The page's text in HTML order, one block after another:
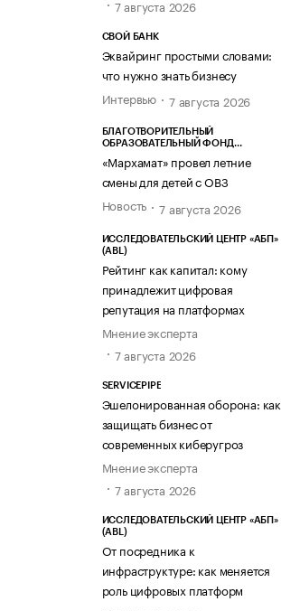
7 августа 2026
СВОЙ БАНК
Эквайринг простыми словами:
что нужно знать бизнесу
Интервью
7 августа 2026
БЛАГОТВОРИТЕЛЬНЫЙ
ОБРАЗОВАТЕЛЬНЫЙ ФОНД
«Мархамат» провел летние
смены для детей с ОВЗ
Новость
7 августа 2026
ИССЛЕДОВАТЕЛЬСКИЙ ЦЕНТР «АБП»
(ABL)
Рейтинг как капитал: кому
принадлежит цифровая
репутация на платформах
Мнение эксперта
7 августа 2026
SERVICEPIPE
Эшелонированная оборона: как
защищать бизнес от
современных киберугроз
Мнение эксперта
7 августа 2026
ИССЛЕДОВАТЕЛЬСКИЙ ЦЕНТР «АБП»
(ABL)
От посредника к
инфраструктуре: как меняется
роль цифровых платформ